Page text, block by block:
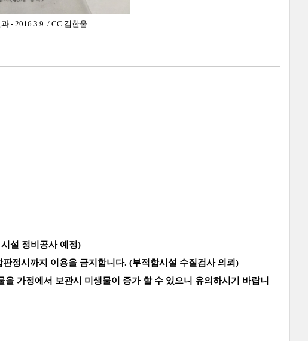
- 2016.3.9. / CC 김한울
설 정비공사 예정)
정시까지 이용을 금지합니다. (부적합시설 수질검사 의뢰)
가정에서 보관시 미생물이 증가 할 수 있으니 유의하시기 바랍니